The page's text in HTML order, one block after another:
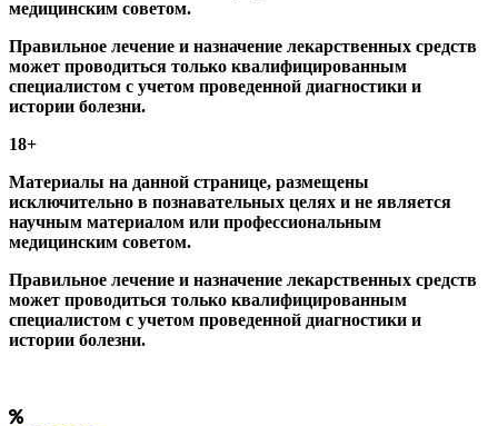
медицинским советом.
Правильное лечение и назначение лекарственных средств
может проводиться только квалифицированным
специалистом с учетом проведенной диагностики и
истории болезни.
18+
Материалы на данной странице, размещены
исключительно в познавательных целях и не является
научным материалом или профессиональным
медицинским советом.
Правильное лечение и назначение лекарственных средств
может проводиться только квалифицированным
специалистом с учетом проведенной диагностики и
истории болезни.